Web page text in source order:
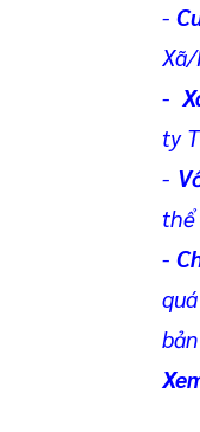
-
-
ty
-
thể
-